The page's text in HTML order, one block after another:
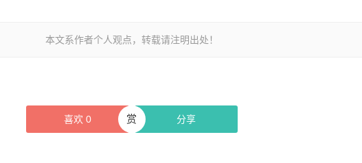
本文系作者个人观点，转载请注明出处！
喜欢 0 分享
赏